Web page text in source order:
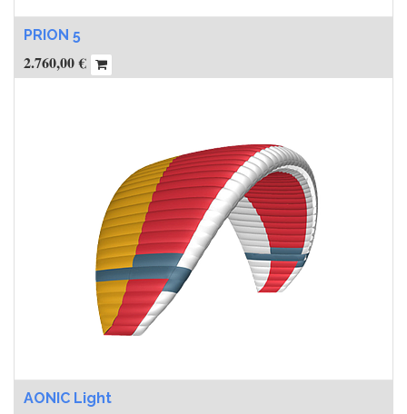
PRION 5
2.760,00€
AONIC Light